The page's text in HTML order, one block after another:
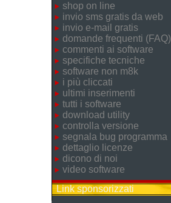
shop on line
invio sms gratis da web
invio e-mail gratis
domande frequenti (FAQ)
commenti ai software
specifiche tecniche
software non m8k
i più cliccati
ultimi inserimenti
tutti i software
download utility
controlla versione
segnala bug programma
dettaglio licenze
dicono di noi
video software
Link sponsorizzati